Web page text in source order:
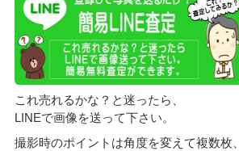
これ売れるかな？と迷ったら、
LINEで画像を送って下さい。
撮影時のポイントは角度を変えて複数枚、